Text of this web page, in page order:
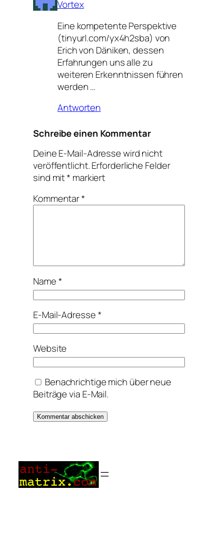
Vortex
Eine kompetente Perspektive
(tinyurl.com/yx4h2sba) von
Erich von Däniken, dessen
Erfahrungen uns alle zu
weiteren Erkenntnissen führen
werden …
Antworten
Schreibe einen Kommentar
Deine E-Mail-Adresse wird nicht
veröffentlicht.Erforderliche Felder
sind mit* markiert
Kommentar*
Name*
E-Mail-Adresse*
Website
Benachrichtige mich über neue
Beiträge via E-Mail.